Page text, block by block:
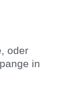
oder
in